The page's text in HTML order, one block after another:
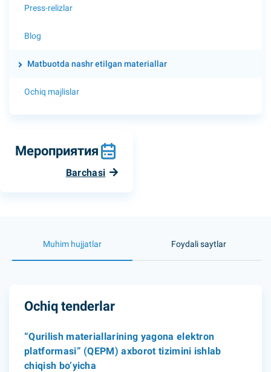
Press-relizlar
Blog
Matbuotda nashr etilgan materiallar
Ochiq majlislar
Мероприятия
Barchasi
Muhim hujjatlar Foydali saytlar
Ochiq tenderlar
“Qurilish materiallarining yagona elektron
platformasi” (QEPM) axborot tizimini ishlab
chiqish bo‘yicha